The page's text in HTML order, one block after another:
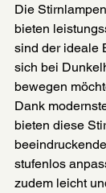
Die
bieten
sind der ideale
sich bei
bewegen
Dank
bieten diese
stufenlos
zudem leicht